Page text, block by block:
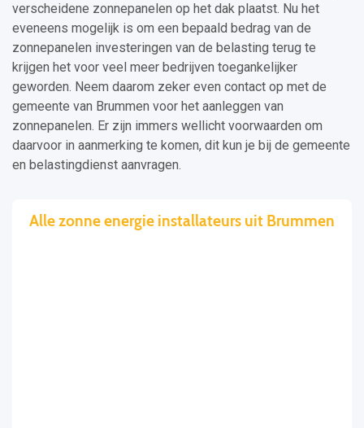
verscheidene zonnepanelen op het dak plaatst. Nu het
eveneens mogelijk is om een bepaald bedrag van de
zonnepanelen investeringen van de belasting terug te
krijgen het voor veel meer bedrijven toegankelijker
geworden. Neem daarom zeker even contact op met de
gemeente van Brummen voor het aanleggen van
zonnepanelen. Er zijn immers wellicht voorwaarden om
daarvoor in aanmerking te komen, dit kun je bij de gemeente
en belastingdienst aanvragen.
Alle zonne energie installateurs uit Brummen